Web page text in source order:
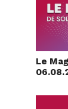
Le